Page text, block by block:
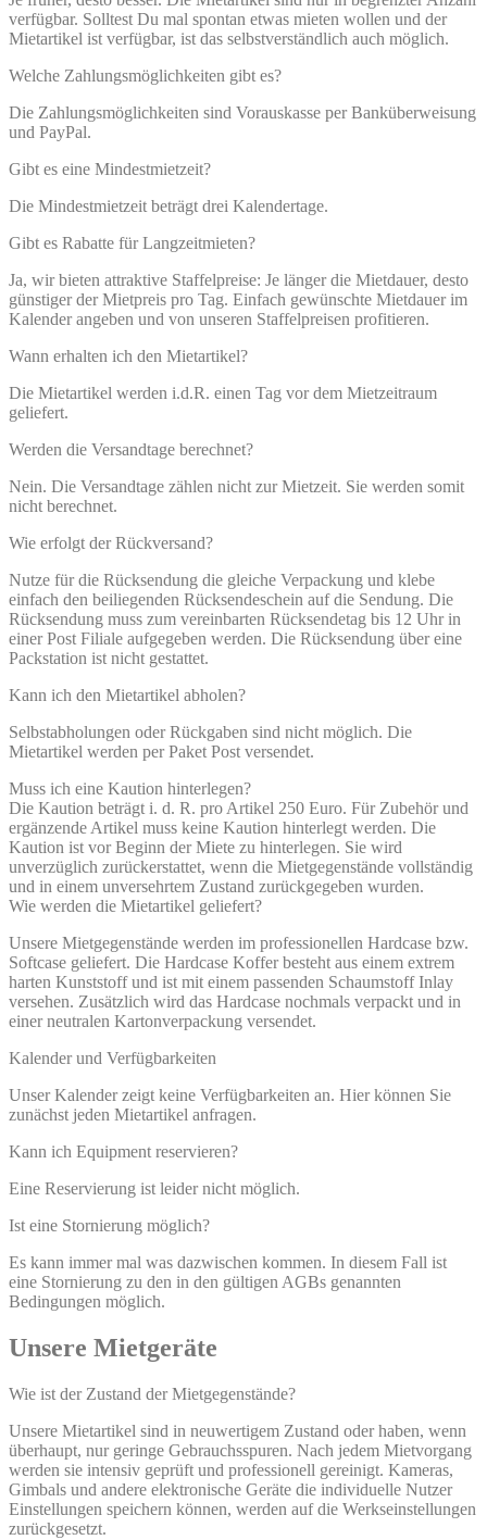
verfügbar. Solltest Du mal spontan etwas mieten wollen und der
Mietartikel ist verfügbar, ist das selbstverständlich auch möglich.
Welche Zahlungsmöglichkeiten gibt es?
Die Zahlungsmöglichkeiten sind Vorauskasse per Banküberweisung
und PayPal.
Gibt es eine Mindestmietzeit?
Die Mindestmietzeit beträgt drei Kalendertage.
Gibt es Rabatte für Langzeitmieten?
Ja, wir bieten attraktive Staffelpreise: Je länger die Mietdauer, desto
günstiger der Mietpreis pro Tag. Einfach gewünschte Mietdauer im
Kalender angeben und von unseren Staffelpreisen profitieren.
Wann erhalten ich den Mietartikel?
Die Mietartikel werden i.d.R. einen Tag vor dem Mietzeitraum
geliefert.
Werden die Versandtage berechnet?
Nein. Die Versandtage zählen nicht zur Mietzeit. Sie werden somit
nicht berechnet.
Wie erfolgt der Rückversand?
Nutze für die Rücksendung die gleiche Verpackung und klebe
einfach den beiliegenden Rücksendeschein auf die Sendung. Die
Rücksendung muss zum vereinbarten Rücksendetag bis 12 Uhr in
einer Post Filiale aufgegeben werden. Die Rücksendung über eine
Packstation ist nicht gestattet.
Kann ich den Mietartikel abholen?
Selbstabholungen oder Rückgaben sind nicht möglich. Die
Mietartikel werden per Paket Post versendet.
Muss ich eine Kaution hinterlegen?
Die Kaution beträgt i. d. R. pro Artikel 250 Euro. Für Zubehör und
ergänzende Artikel muss keine Kaution hinterlegt werden. Die
Kaution ist vor Beginn der Miete zu hinterlegen. Sie wird
unverzüglich zurückerstattet, wenn die Mietgegenstände vollständig
und in einem unversehrtem Zustand zurückgegeben wurden.
Wie werden die Mietartikel geliefert?
Unsere Mietgegenstände werden im professionellen Hardcase bzw.
Softcase geliefert. Die Hardcase Koffer besteht aus einem extrem
harten Kunststoff und ist mit einem passenden Schaumstoff Inlay
versehen. Zusätzlich wird das Hardcase nochmals verpackt und in
einer neutralen Kartonverpackung versendet.
Kalender und Verfügbarkeiten
Unser Kalender zeigt keine Verfügbarkeiten an. Hier können Sie
zunächst jeden Mietartikel anfragen.
Kann ich Equipment reservieren?
Eine Reservierung ist leider nicht möglich.
Ist eine Stornierung möglich?
Es kann immer mal was dazwischen kommen. In diesem Fall ist
eine Stornierung zu den in den gültigen AGBs genannten
Bedingungen möglich.
Unsere Mietgeräte
Wie ist der Zustand der Mietgegenstände?
Unsere Mietartikel sind in neuwertigem Zustand oder haben, wenn
überhaupt, nur geringe Gebrauchsspuren. Nach jedem Mietvorgang
werden sie intensiv geprüft und professionell gereinigt. Kameras,
Gimbals und andere elektronische Geräte die individuelle Nutzer
Einstellungen speichern können, werden auf die Werkseinstellungen
zurückgesetzt.